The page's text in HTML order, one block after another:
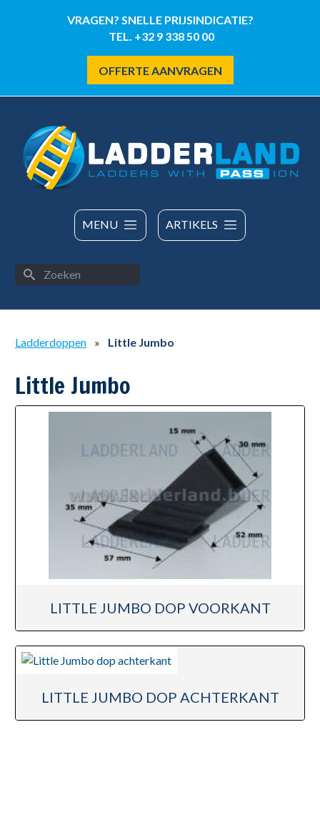
VRAGEN? SNELLE PRIJSINDICATIE?
TEL. +32 9 338 50 00
OFFERTE AANVRAGEN
MENU ARTIKELS
Ladderdoppen » Little Jumbo
Little Jumbo
LITTLE JUMBO DOP VOORKANT
LITTLE JUMBO DOP ACHTERKANT